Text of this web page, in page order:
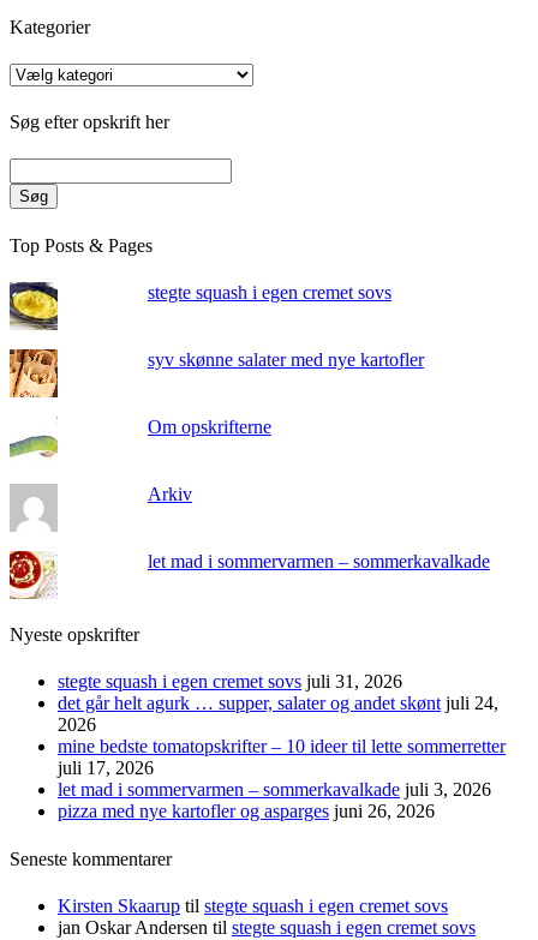
Kategorier
Kategorier
Søg efter opskrift her
Søg
Top Posts & Pages
stegte squash i egen cremet sovs
syv skønne salater med nye kartofler
Om opskrifterne
Arkiv
let mad i sommervarmen – sommerkavalkade
Nyeste opskrifter
stegte squash i egen cremet sovs juli 31, 2026
det går helt agurk … supper, salater og andet skønt juli 24,
2026
mine bedste tomatopskrifter – 10 ideer til lette sommerretter
juli 17, 2026
let mad i sommervarmen – sommerkavalkade juli 3, 2026
pizza med nye kartofler og asparges juni 26, 2026
Seneste kommentarer
Kirsten Skaarup til stegte squash i egen cremet sovs
jan Oskar Andersen til stegte squash i egen cremet sovs